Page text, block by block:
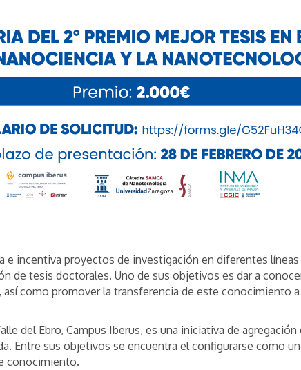
e incentiva proyectos de investigación en diferentes
de tesis doctorales. Uno de sus objetivos es dar a
como promover la transferencia de este conocimiento
del Ebro, Campus Iberus, es una iniciativa de
Entre sus objetivos se encuentra el configurarse como
conocimiento.